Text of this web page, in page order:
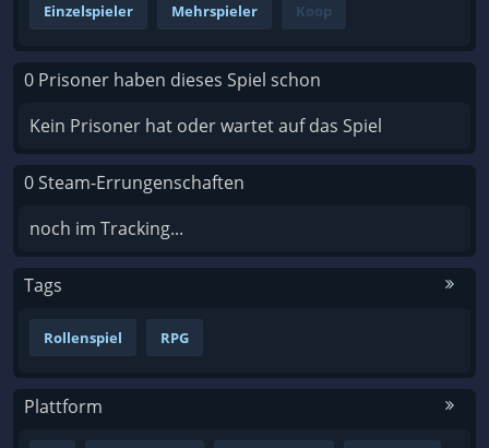
Einzelspieler Mehrspieler Koop
0 Prisoner haben dieses Spiel schon
Kein Prisoner hat oder wartet auf das Spiel
0 Steam-Errungenschaften
noch im Tracking...
Tags
Rollenspiel RPG
Plattform